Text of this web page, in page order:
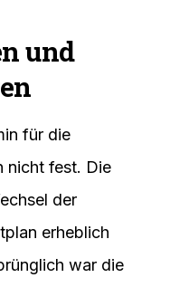
und
für die
nicht fest. Die
der
erheblich
war die